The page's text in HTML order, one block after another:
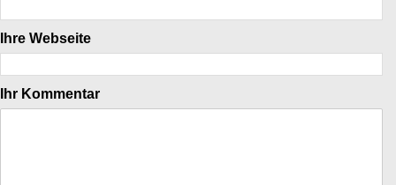
Ihre Webseite
Ihr Kommentar